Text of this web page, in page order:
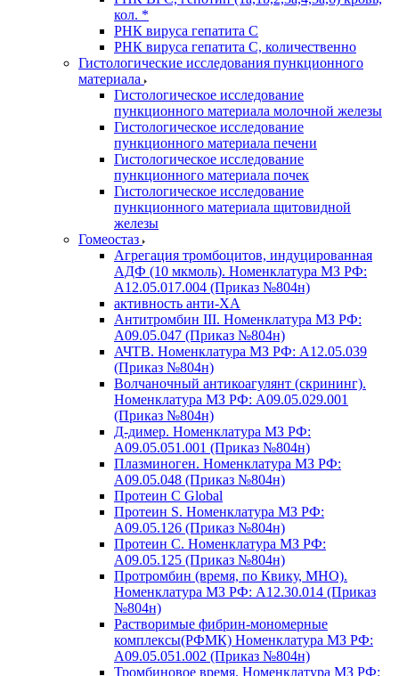
кол. *
РНК вируса гепатита C
РНК вируса гепатита C, количественно
Гистологические исследования пункционного
материала
Гистологическое исследование
пункционного материала молочной железы
Гистологическое исследование
пункционного материала печени
Гистологическое исследование
пункционного материала почек
Гистологическое исследование
пункционного материала щитовидной
железы
Гомеостаз
Агрегация тромбоцитов, индуцированная
АДФ (10 мкмоль). Номенклатура МЗ РФ:
A12.05.017.004 (Приказ №804н)
активность анти-ХА
Антитромбин III. Номенклатура МЗ РФ:
A09.05.047 (Приказ №804н)
АЧТВ. Номенклатура МЗ РФ: A12.05.039
(Приказ №804н)
Волчаночный антикоагулянт (скрининг).
Номенклатура МЗ РФ: A09.05.029.001
(Приказ №804н)
Д-димер. Номенклатура МЗ РФ:
A09.05.051.001 (Приказ №804н)
Плазминоген. Номенклатура МЗ РФ:
A09.05.048 (Приказ №804н)
Протеин C Global
Протеин S. Номенклатура МЗ РФ:
A09.05.126 (Приказ №804н)
Протеин С. Номенклатура МЗ РФ:
A09.05.125 (Приказ №804н)
Протромбин (время, по Квику, МНО).
Номенклатура МЗ РФ: A12.30.014 (Приказ
№804н)
Растворимые фибрин-мономерные
комплексы(РФМК) Номенклатура МЗ РФ:
A09.05.051.002 (Приказ №804н)
Тромбиновое время. Номенклатура МЗ РФ: